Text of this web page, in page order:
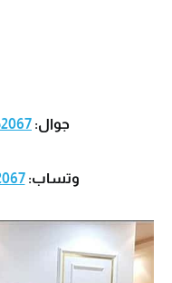
جوال:
وتساب: